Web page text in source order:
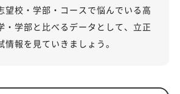
望校・学部・コースで悩んでいる高
・学部と比べるデータとして、立正
報を見ていきましょう。